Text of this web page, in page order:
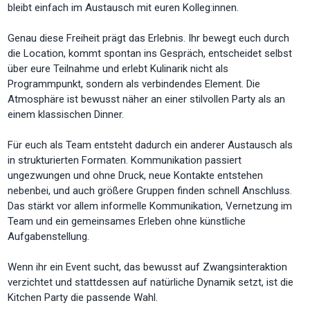
bleibt einfach im Austausch mit euren Kolleg:innen.
Genau diese Freiheit prägt das Erlebnis. Ihr bewegt euch durch
die Location, kommt spontan ins Gespräch, entscheidet selbst
über eure Teilnahme und erlebt Kulinarik nicht als
Programmpunkt, sondern als verbindendes Element. Die
Atmosphäre ist bewusst näher an einer stilvollen Party als an
einem klassischen Dinner.
Für euch als Team entsteht dadurch ein anderer Austausch als
in strukturierten Formaten. Kommunikation passiert
ungezwungen und ohne Druck, neue Kontakte entstehen
nebenbei, und auch größere Gruppen finden schnell Anschluss.
Das stärkt vor allem informelle Kommunikation, Vernetzung im
Team und ein gemeinsames Erleben ohne künstliche
Aufgabenstellung.
Wenn ihr ein Event sucht, das bewusst auf Zwangsinteraktion
verzichtet und stattdessen auf natürliche Dynamik setzt, ist die
Kitchen Party die passende Wahl.